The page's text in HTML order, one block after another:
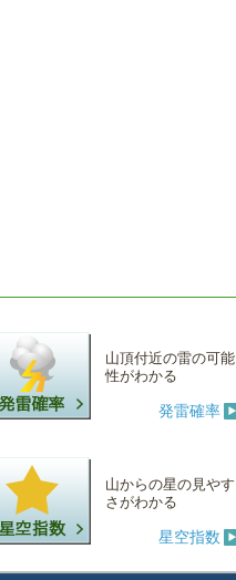
山頂付近の雷の可能
性がわかる
発雷確率
山からの星の見やす
さがわかる
星空指数